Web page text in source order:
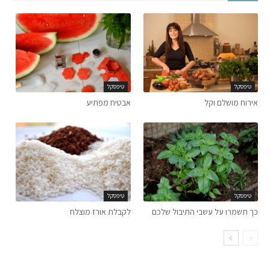
טיפסקל
אירוח מושלם וקל
טיפסקל
אבטיח מפתיע
טיפסקל
כך תשמרו על עשבי התיבול שלכם
טיפסקל
לקבלת אורז מוצלח